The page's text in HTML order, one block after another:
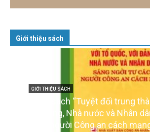
Giới thiệu sách
GIỚI THIỆU SÁCH
Cuốn sách “Tuyệt đối trung thành
với Đảng, Nhà nước và Nhân dân –
cách người Công an cách mạng”